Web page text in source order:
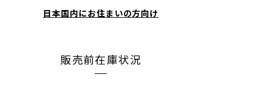
日本国内にお住まいの方向け
販売前在庫状況